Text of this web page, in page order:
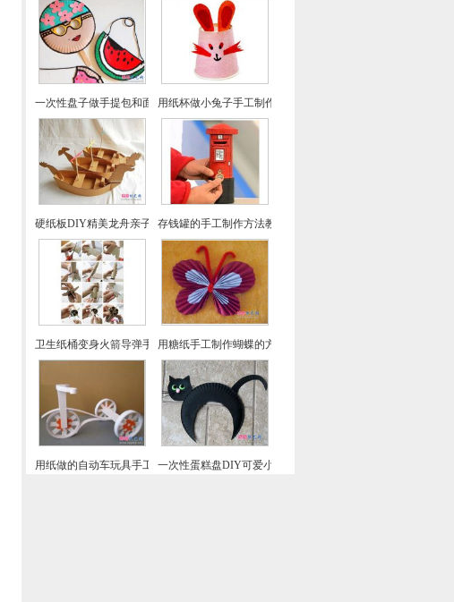
一次性盘子做手提包和面具-儿童手工制作教程
用纸杯做小兔子手工制作教程
硬纸板DIY精美龙舟亲子制作纸船存钱罐的手工制作方法教程
卫生纸桶变身火箭导弹手工制作用糖纸手工制作蝴蝶的方法教程
用纸做的自动车玩具手工DIY制作教程一次性蛋糕盘DIY可爱小猫-幼儿园手工制作教程